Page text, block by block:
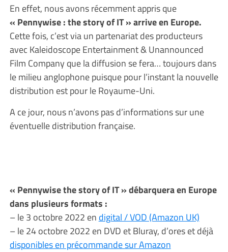
En effet, nous avons récemment appris que
« Pennywise : the story of IT » arrive en Europe.
Cette fois, c’est via un partenariat des producteurs
avec Kaleidoscope Entertainment & Unannounced
Film Company que la diffusion se fera… toujours dans
le milieu anglophone puisque pour l’instant la nouvelle
distribution est pour le Royaume-Uni.
A ce jour, nous n’avons pas d’informations sur une
éventuelle distribution française.
« Pennywise the story of IT » débarquera en Europe
dans plusieurs formats :
– le 3 octobre 2022 en digital / VOD (Amazon UK)
– le 24 octobre 2022 en DVD et Bluray, d’ores et déjà
disponibles en précommande sur Amazon